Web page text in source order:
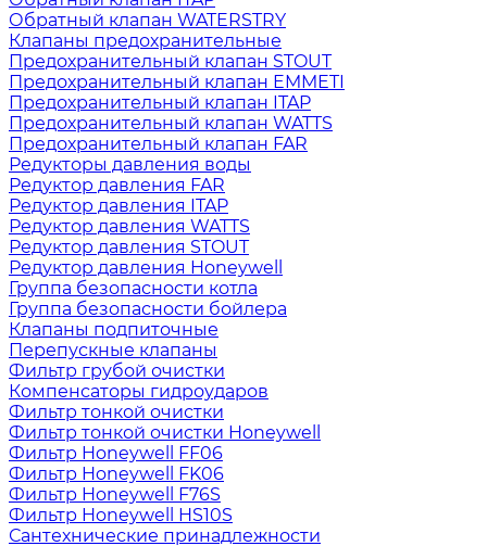
Обратный клапан WATERSTRY
Клапаны предохранительные
Предохранительный клапан STOUT
Предохранительный клапан EMMETI
Предохранительный клапан ITAP
Предохранительный клапан WATTS
Предохранительный клапан FAR
Редукторы давления воды
Редуктор давления FAR
Редуктор давления ITAP
Редуктор давления WATTS
Редуктор давления STOUT
Редуктор давления Honeywell
Группа безопасности котла
Группа безопасности бойлера
Клапаны подпиточные
Перепускные клапаны
Фильтр грубой очистки
Компенсаторы гидроударов
Фильтр тонкой очистки
Фильтр тонкой очистки Honeywell
Фильтр Honeywell FF06
Фильтр Honeywell FK06
Фильтр Honeywell F76S
Фильтр Honeywell HS10S
Сантехнические принадлежности